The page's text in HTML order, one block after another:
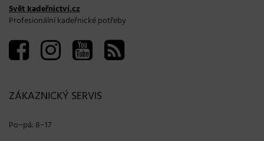
Svět kadeřnictví.cz
Profesionální kadeřnické potřeby
ZÁKAZNICKÝ SERVIS
Po−pá: 8−17